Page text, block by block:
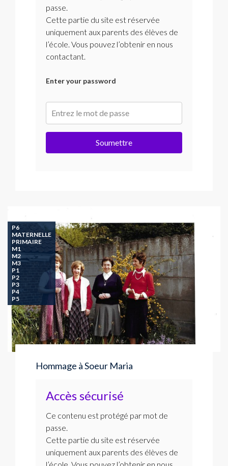
passe.
Cette partie du site est réservée
uniquement aux parents des élèves de
l’école. Vous pouvez l’obtenir en nous
contactant.
Enter your password
Soumettre
P6
MATERNELLE
PRIMAIRE
M1
M2
M3
P1
P2
P3
P4
P5
Hommage à Soeur Maria
Accès sécurisé
Ce contenu est protégé par mot de
passe.
Cette partie du site est réservée
uniquement aux parents des élèves de